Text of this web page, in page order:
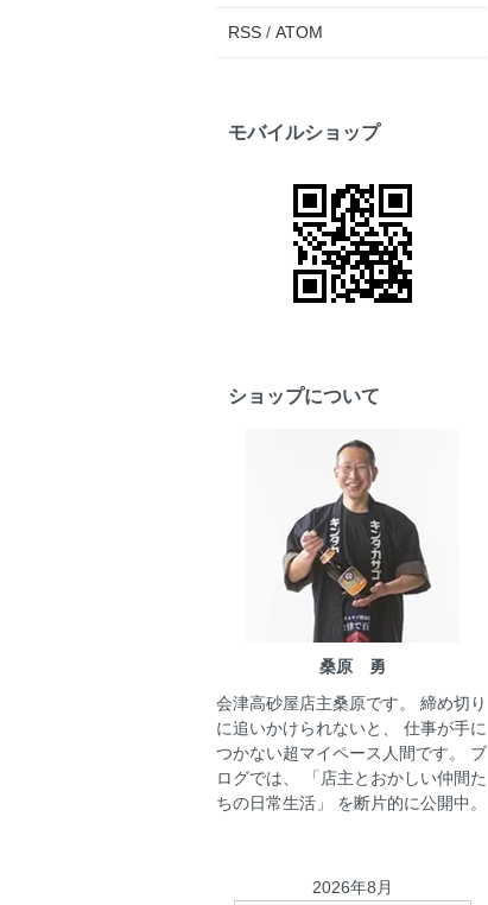
RSS / ATOM
モバイルショップ
ショップについて
桑原 勇
会津高砂屋店主桑原です。 締め切り
に追いかけられないと、 仕事が手に
つかない超マイペース人間です。 ブ
ログでは、 「店主とおかしい仲間た
ちの日常生活」 を断片的に公開中。
2026年8月